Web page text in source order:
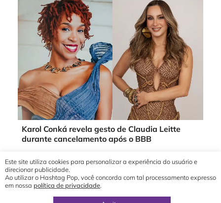
Karol Conká revela gesto de Claudia Leitte
durante cancelamento após o BBB
Este site utiliza cookies para personalizar a experiência do usuário e
direcionar publicidade.
Ao utilizar o Hashtag Pop, você concorda com tal processamento expresso
em nossa política de privacidade